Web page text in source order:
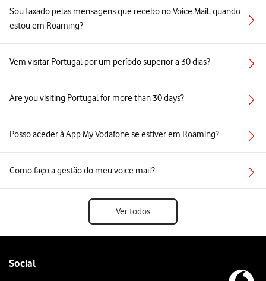
Sou taxado pelas mensagens que recebo no Voice Mail, quando
estou em Roaming?
Vem visitar Portugal por um período superior a 30 dias?
Are you visiting Portugal for more than 30 days?
Posso aceder à App My Vodafone se estiver em Roaming?
Como faço a gestão do meu voice mail?
Ver todos
Follow
Social